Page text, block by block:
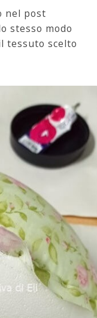
nel post
stesso modo
tessuto scelto